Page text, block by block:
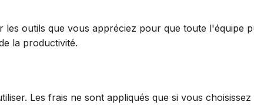
les outils que vous appréciez pour que toute l'équipe
la productivité.
Les frais ne sont appliqués que si vous